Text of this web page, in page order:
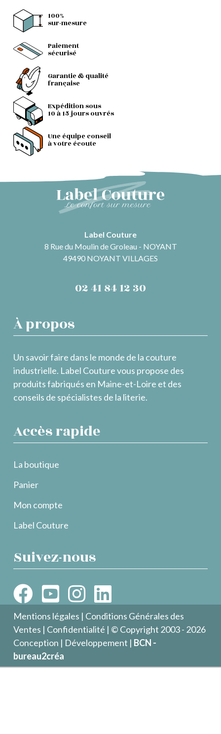
100%
sur-mesure
Paiement
sécurisé
Garantie & qualité
française
Expédition sous
10 à 15 jours ouvrés
Une équipe conseil
à votre écoute
Label Couture
8 Rue du Moulin de Groleau - NOYANT
49490 NOYANT VILLAGES
02 41 84 12 30
À propos
Un savoir faire dans le monde de la couture
industrielle. Label Couture vous propose des
produits fabriqués en Maine-et-Loire et des
conseils de spécialistes de la literie.
Accès rapide
La boutique
Panier
Mon compte
Label Couture
Suivez-nous
Mentions légales | Conditions Générales des
Ventes | Confidentialité | © Copyright 2003 - 2026
Conception | Développement | BCN -
bureau2créa